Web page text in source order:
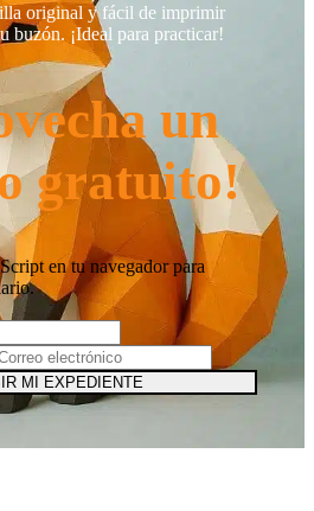
original y fácil de imprimir
buzón. ¡Ideal para practicar!
un
gratuito!
en tu navegador para
MI EXPEDIENTE